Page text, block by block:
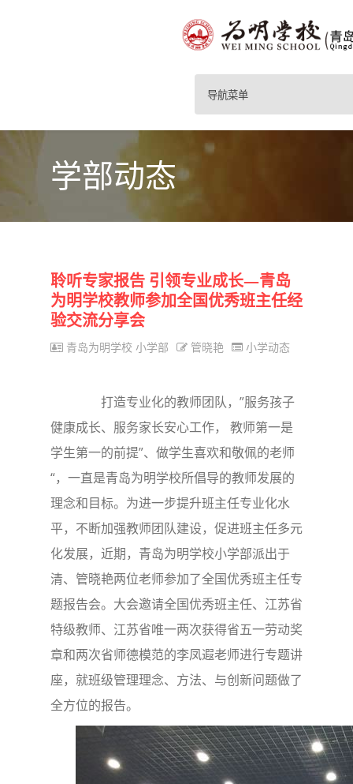
导航菜单
学部动态
聆听专家报告 引领专业成长—青岛
为明学校教师参加全国优秀班主任经
验交流分享会
青岛为明学校 小学部 管晓艳 小学动态
打造专业化的教师团队，”服务孩子
健康成长、服务家长安心工作， 教师第一是
学生第一的前提”、做学生喜欢和敬佩的老师
“，一直是青岛为明学校所倡导的教师发展的
理念和目标。为进一步提升班主任专业化水
平，不断加强教师团队建设，促进班主任多元
化发展，近期，青岛为明学校小学部派出于
清、管晓艳两位老师参加了全国优秀班主任专
题报告会。大会邀请全国优秀班主任、江苏省
特级教师、江苏省唯一两次获得省五一劳动奖
章和两次省师德模范的李凤遐老师进行专题讲
座，就班级管理理念、方法、与创新问题做了
全方位的报告。